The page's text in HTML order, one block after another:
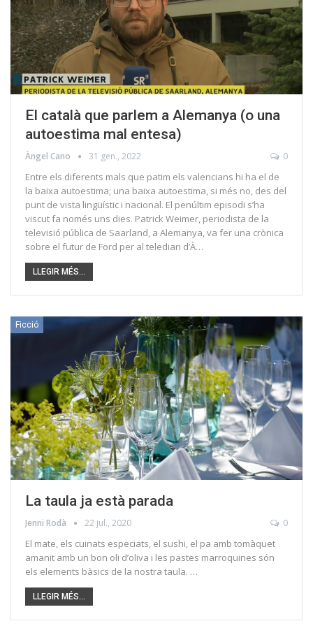
El català que parlem a Alemanya (o una
autoestima mal entesa)
Àngel Cano 31 gen., 2022 0
Entre els diferents mals que patim els valencians hi ha el de
la baixa autoestima; una baixa autoestima, si més no, des del
punt de vista lingüístic i nacional. El penúltim episodi s’ha
viscut fa només uns dies. Patrick Weimer, periodista de la
televisió pública de Saarland, a Alemanya, va fer una crònica
sobre el futur de Ford per al telediari d’À…
LLEGIR MÉS...
Ficció
La taula ja està parada
Jenni Rodà 22 jul., 2020 0
El mate, els cuinats especiats, el sushi, el pa amb tomàquet
amanit amb un bon oli d’oliva i les pastes marroquines són
els elements bàsics de la nostra taula. …
LLEGIR MÉS...